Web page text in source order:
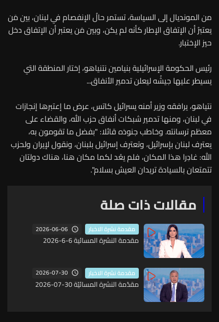
من المونديال إلى السياسة، تستمر حالُ الإنفصام في لبنان، بين مَن
يعتبرُ أن الإتفاق الإطار كأنه لم يكن، وبين مَن يعتبر أن الإتفاق دخل
حيز الإختبار.
رئيس الحكومة الإسرائيلية بنيامين نتنياهو، إختار المنطقة التي
يسيطر عليها جيشُه ليعلن تدمير الأنفاق...
نتياهو، يرافقه وزير أمنه يسرائيل كاتس، عرض ما إعتبرها إنجازات
في لبنان، ومنها تدمير شبكات أنفاق حزب الله، والقضاء على
معظم ترسانته. وخاطب جنودَه قائلا: "بفضل ما تقومون به،
يعترف لبنان بإسرائيل، وتعترف إسرائيل بلبنان، ونقول لإيران ولحزب
الله: غادِرا هذا المكان، فلم يعُد لكما مكان هنا، هناك دولتان
تتمتعان بالسيادة تريدان العيش بسلام".
مقالات ذات صلة
مقدمة نشرة الاخبار 2026-06-06
مقدمة النشرة المسائية 6-6-2026
مقدمة نشرة الاخبار 2026-07-30
مقدّمة النشرة المسائيّة 30-07-2026